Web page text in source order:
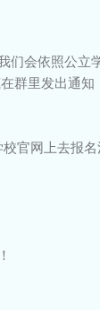
们会依照公立
群里发出通知
官网上去报名